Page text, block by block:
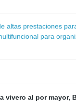
altas prestaciones
para
vivero al por mayor,